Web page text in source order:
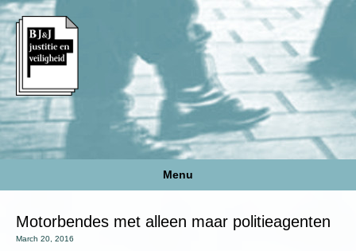
Menu
Motorbendes met alleen maar politieagenten
March 20, 2016